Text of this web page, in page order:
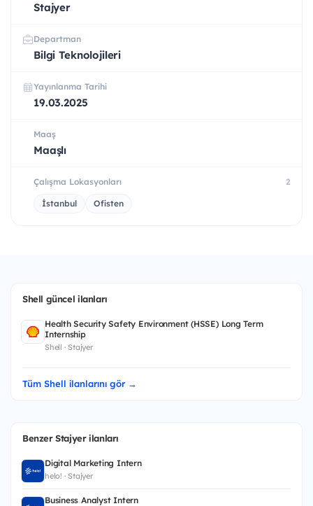
Stajyer
Departman
Bilgi Teknolojileri
Yayınlanma Tarihi
19.03.2025
Maaş
Maaşlı
Çalışma Lokasyonları 2
İstanbul Ofisten
Shell güncel ilanları
Health Security Safety Environment (HSSE) Long Term
Internship
Shell · Stajyer
Tüm Shell ilanlarını gör →
Benzer Stajyer ilanları
Digital Marketing Intern
helo! · Stajyer
Business Analyst Intern